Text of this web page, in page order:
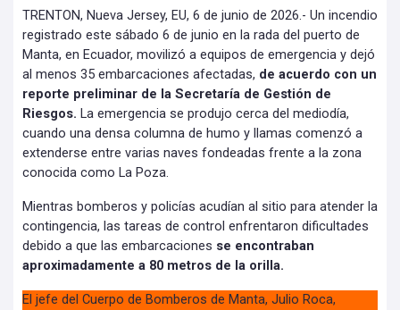
TRENTON, Nueva Jersey, EU, 6 de junio de 2026.- Un incendio
registrado este sábado 6 de junio en la rada del puerto de
Manta, en Ecuador, movilizó a equipos de emergencia y dejó
al menos 35 embarcaciones afectadas, de acuerdo con un
reporte preliminar de la Secretaría de Gestión de
Riesgos. La emergencia se produjo cerca del mediodía,
cuando una densa columna de humo y llamas comenzó a
extenderse entre varias naves fondeadas frente a la zona
conocida como La Poza.
Mientras bomberos y policías acudían al sitio para atender la
contingencia, las tareas de control enfrentaron dificultades
debido a que las embarcaciones se encontraban
aproximadamente a 80 metros de la orilla.
El jefe del Cuerpo de Bomberos de Manta, Julio Roca,